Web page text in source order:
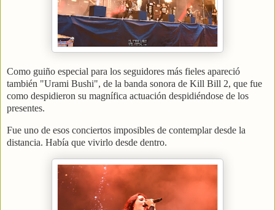
Como guiño especial para los seguidores más fieles apareció
también "Urami Bushi", de la banda sonora de Kill Bill 2, que fue
como despidieron su magnífica actuación despidiéndose de los
presentes.
Fue uno de esos conciertos imposibles de contemplar desde la
distancia. Había que vivirlo desde dentro.